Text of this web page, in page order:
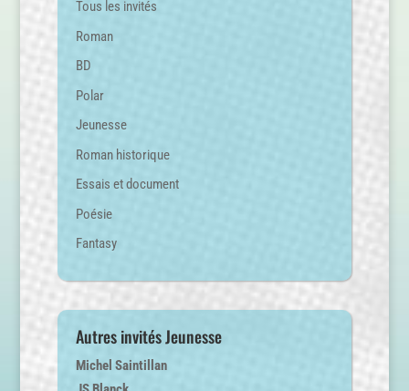
Tous les invités
Roman
BD
Polar
Jeunesse
Roman historique
Essais et document
Poésie
Fantasy
Autres invités Jeunesse
Michel Saintillan